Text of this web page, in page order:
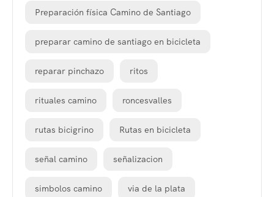
Preparación física Camino de Santiago
preparar camino de santiago en bicicleta
reparar pinchazo ritos
rituales camino roncesvalles
rutas bicigrino Rutas en bicicleta
señal camino señalizacion
simbolos camino via de la plata